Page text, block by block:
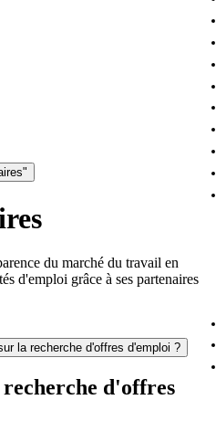
du marché du travail en
d'emploi grâce à ses partenaires
la recherche d'offres d'emploi ?
d'offres